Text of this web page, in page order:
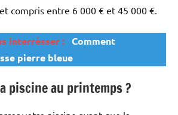
compris entre 6 000 € et 45 000 €.
interrésser : Comment
pierre bleue
piscine au printemps ?